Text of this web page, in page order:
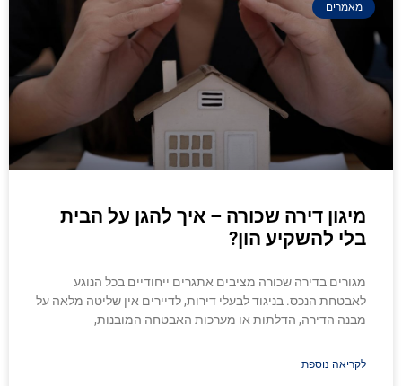
מאמרים
מיגון דירה שכורה – איך להגן על הבית
בלי להשקיע הון?
מגורים בדירה שכורה מציבים אתגרים ייחודיים בכל הנוגע
לאבטחת הנכס. בניגוד לבעלי דירות, לדיירים אין שליטה מלאה על
מבנה הדירה, הדלתות או מערכות האבטחה המובנות,
לקריאה נוספת